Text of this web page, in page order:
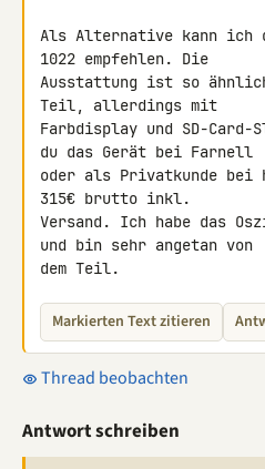
Als Alternative kann ich
1022 empfehlen. Die
Ausstattung ist so
Teil, allerdings mit
Farbdisplay und SD-
du das Gerät bei Farnell
oder als Privatkunde bei
315€ brutto inkl.
Versand. Ich habe das
und bin sehr angetan von
dem Teil.
Markierten Text zitieren
Thread beobachten
Antwort schreiben